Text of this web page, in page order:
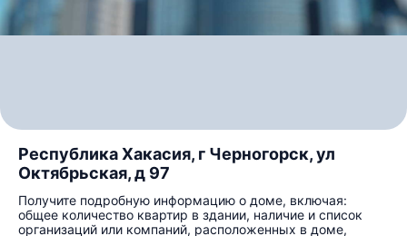
Республика Хакасия, г Черногорск, ул
Октябрьская, д 97
Получите подробную информацию о доме, включая:
общее количество квартир в здании, наличие и список
организаций или компаний, расположенных в доме,